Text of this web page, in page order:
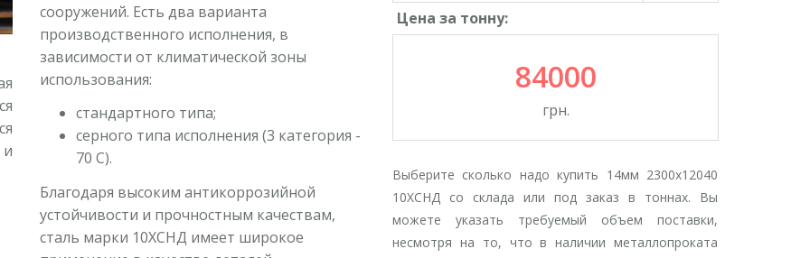
сооружений. Есть два варианта
производственного исполнения, в
зависимости от климатической зоны
использования:
стандартного типа;
серного типа исполнения (3 категория -
70 С).
Благодаря высоким антикоррозийной
устойчивости и прочностным качествам,
сталь марки 10ХСНД имеет широкое
Цена за тонну:
84000
грн.
Выберите сколько надо купить 14мм 2300х12040
10ХСНД со склада или под заказ в тоннах. Вы
можете указать требуемый объем поставки,
несмотря на то, что в наличии металлопроката